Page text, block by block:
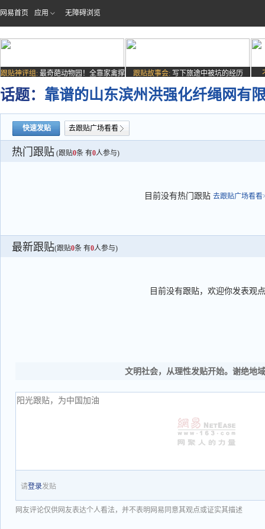
网易首页 应用 无障碍浏览
跟贴神评组: 最奇葩动物园！全靠家禽撑
场子
跟贴故事会: 写下旅途中被坑的经历
话题： 靠谱的山东滨州洪强化纤绳网有
快速发贴 去跟贴广场看看
热门跟贴 (跟贴0条 有0人参与)
目前没有热门跟贴 去跟贴广场看看
最新跟贴(跟贴0条 有0人参与)
目前没有跟贴，欢迎你发表观点
文明社会，从理性发贴开始。谢绝地
请登录发贴
网友评论仅供网友表达个人看法，并不表明网易同意其观点或证实其描述